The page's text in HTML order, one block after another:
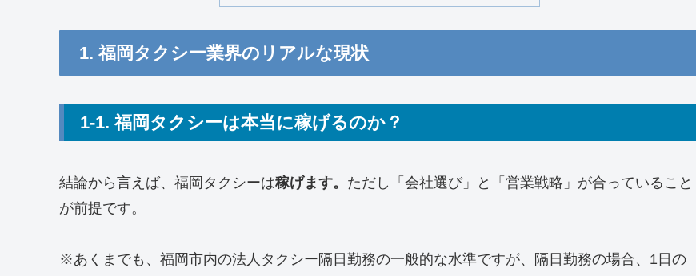
1. 福岡タクシー業界のリアルな現状
1-1. 福岡タクシーは本当に稼げるのか？
結論から言えば、福岡タクシーは稼げます。 ただし「会社選び」と「営業戦略」が合っていること
が前提です。
※あくまでも、福岡市内の法人タクシー隔日勤務の一般的な水準ですが、隔日勤務の場合、1日の